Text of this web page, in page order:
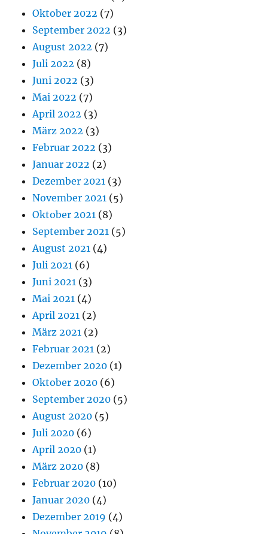
Oktober 2022 (7)
September 2022 (3)
August 2022 (7)
Juli 2022 (8)
Juni 2022 (3)
Mai 2022 (7)
April 2022 (3)
März 2022 (3)
Februar 2022 (3)
Januar 2022 (2)
Dezember 2021 (3)
November 2021 (5)
Oktober 2021 (8)
September 2021 (5)
August 2021 (4)
Juli 2021 (6)
Juni 2021 (3)
Mai 2021 (4)
April 2021 (2)
März 2021 (2)
Februar 2021 (2)
Dezember 2020 (1)
Oktober 2020 (6)
September 2020 (5)
August 2020 (5)
Juli 2020 (6)
April 2020 (1)
März 2020 (8)
Februar 2020 (10)
Januar 2020 (4)
Dezember 2019 (4)